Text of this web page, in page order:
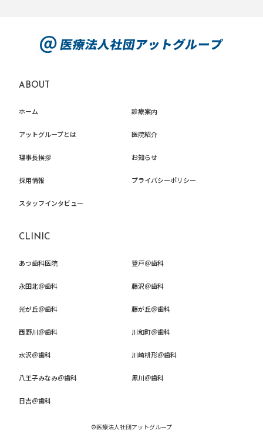
ABOUT
ホーム
アットグループとは
理事長挨拶
採用情報
スタッフインタビュー
診療案内
医院紹介
お知らせ
プライバシーポリシー
CLINIC
あつ歯科医院
永田北＠歯科
光が丘＠歯科
西野川＠歯科
水沢＠歯科
八王子みなみ＠歯科
日吉＠歯科
登戸＠歯科
藤沢＠歯科
藤が丘＠歯科
川和町＠歯科
川崎枡形＠歯科
黒川＠歯科
©医療法人社団アットグループ